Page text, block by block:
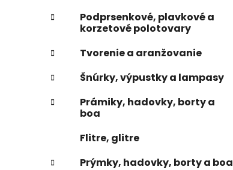
l
Podprsenkové, plavkové a
korzetové polotovary
Tvorenie a aranžovanie
Šnúrky, výpustky a lampasy
Prámiky, hadovky, borty a
boa
Flitre, glitre
Prýmky, hadovky, borty a boa